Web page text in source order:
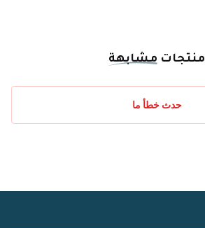
منتجات مشابهة
حدث خطأ ما